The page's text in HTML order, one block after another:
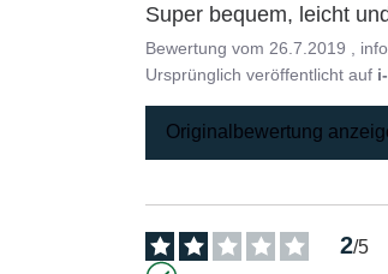
Super bequem, leicht
Bewertung vom 26.7.2019 ,
Ursprünglich veröffentlicht auf
Originalbewertung
2/5